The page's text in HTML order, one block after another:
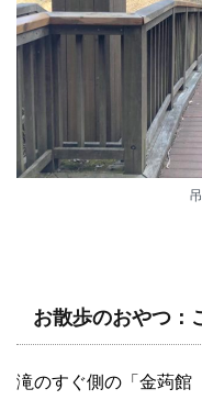
お散歩のおやつ：
滝のすぐ側の「金蒟館